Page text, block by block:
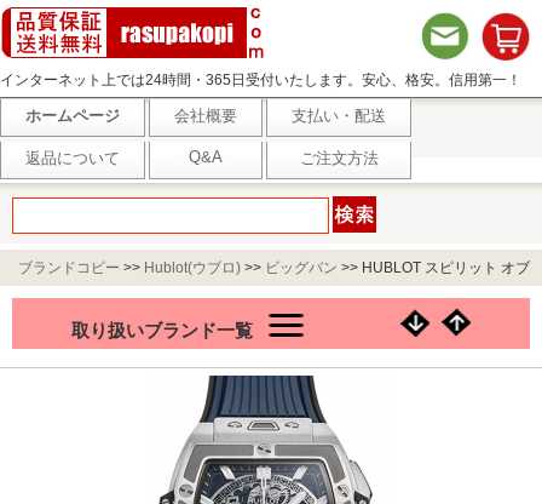
インターネット上では24時間・365日受付いたします。安心、格安。信用第一！
ホームページ 会社概要 支払い・配送
返品について Q&A ご注文方法
ブランドコピー >> Hublot(ウブロ) >> ビッグバン >> HUBLOT スピリット オブ
取り扱いブランド一覧